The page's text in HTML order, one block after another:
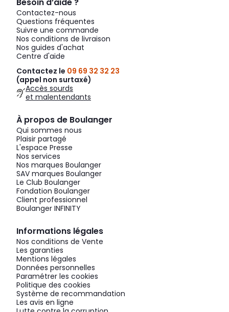
Besoin d’aide ?
Contactez-nous
Questions fréquentes
Suivre une commande
Nos conditions de livraison
Nos guides d'achat
Centre d'aide
Contactez le 09 69 32 32 23
(appel non surtaxé)
Accès sourds
et malentendants
À propos de Boulanger
Qui sommes nous
Plaisir partagé
L'espace Presse
Nos services
Nos marques Boulanger
SAV marques Boulanger
Le Club Boulanger
Fondation Boulanger
Client professionnel
Boulanger INFINITY
Informations légales
Nos conditions de Vente
Les garanties
Mentions légales
Données personnelles
Paramétrer les cookies
Politique des cookies
Système de recommandation
Les avis en ligne